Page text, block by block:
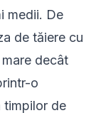
medii. De
de tăiere cu
decât
o
timpilor de